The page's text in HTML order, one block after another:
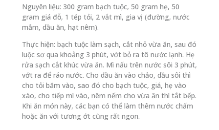
Nguyên liệu: 300 gram bạch tuộc, 50 gram hẹ, 50
gram giá đỗ, 1 tép tỏi, 2 vắt mì, gia vị (đường, nước
mắm, dầu ăn, hạt nêm).
Thực hiện: bạch tuộc làm sạch, cắt nhỏ vừa ăn, sau đó
luộc sơ qua khoảng 3 phút, vớt bỏ ra tô nước lạnh. Hẹ
rửa sạch cắt khúc vừa ăn. Mì nấu trên nước sôi 3 phút,
vớt ra để ráo nước. Cho dầu ăn vào chảo, dầu sôi thì
cho tỏi băm vào, sao đó cho bạch tuộc, giá, hẹ vào
xào, cho tiếp mì vào, nêm nếm cho vừa ăn thì tắt bếp.
Khi ăn món này, các bạn có thể làm thêm nước chấm
hoặc ăn với tương ớt cũng rất ngon.